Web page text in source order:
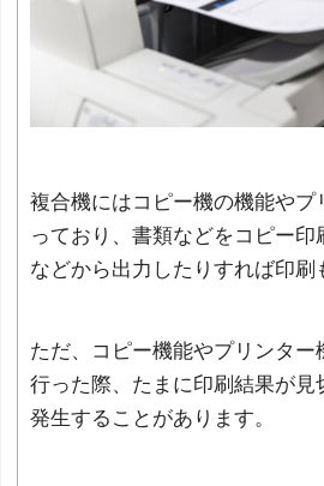
複合機にはコピー機の機能やプ
っており、書類などをコピー印
などから出力したりすれば印刷
ただ、コピー機能やプリンター
行った際、たまに印刷結果が見
発生することがあります。